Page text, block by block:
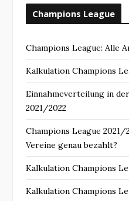
Champions League
Champions League: Alle
Kalkulation Champions
Einnahmeverteilung in
2021/2022
Champions League 2021/
Vereine genau bezahlt?
Kalkulation Champions
Kalkulation Champions